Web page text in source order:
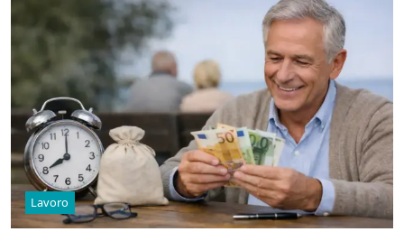
Lavoro